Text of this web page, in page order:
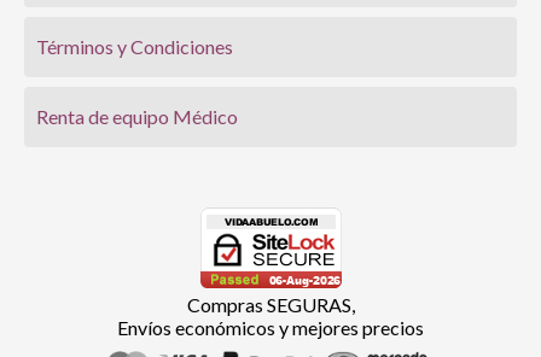
Términos y Condiciones
Renta de equipo Médico
Compras SEGURAS,
Envíos económicos y mejores precios